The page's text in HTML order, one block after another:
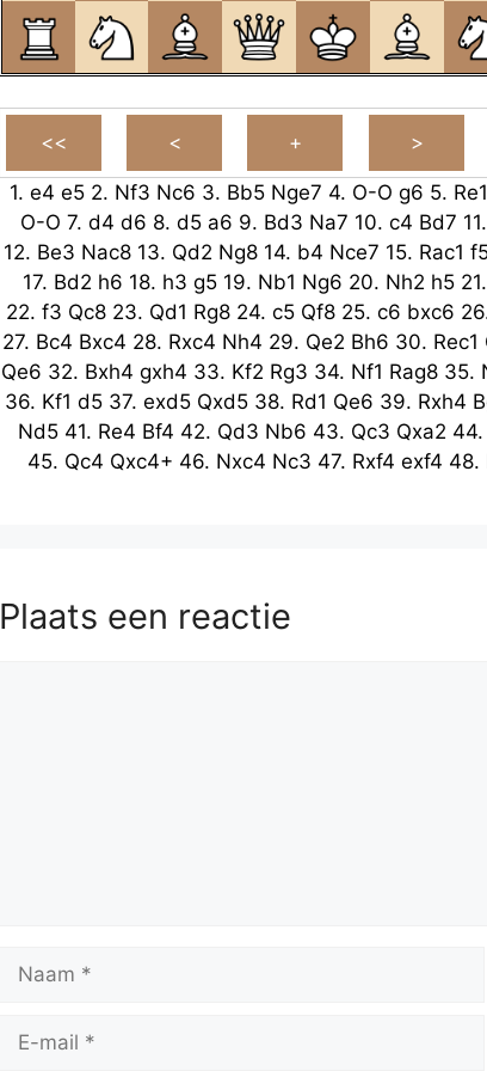
1. e4 e5 2. Nf3 Nc6 3. Bb5 Nge7 4. O-O g6 5. Re1
O-O 7. d4 d6 8. d5 a6 9. Bd3 Na7 10. c4 Bd7 11.
12. Be3 Nac8 13. Qd2 Ng8 14. b4 Nce7 15. Rac1
17. Bd2 h6 18. h3 g5 19. Nb1 Ng6 20. Nh2 h5 21.
22. f3 Qc8 23. Qd1 Rg8 24. c5 Qf8 25. c6 bxc6
27. Bc4 Bxc4 28. Rxc4 Nh4 29. Qe2 Bh6 30. Rec1
Qe6 32. Bxh4 gxh4 33. Kf2 Rg3 34. Nf1 Rag8 35.
36. Kf1 d5 37. exd5 Qxd5 38. Rd1 Qe6 39. Rxh4
Nd5 41. Re4 Bf4 42. Qd3 Nb6 43. Qc3 Qxa2 44.
45. Qc4 Qxc4+ 46. Nxc4 Nc3 47. Rxf4 exf4 48.
Plaats een reactie
mail